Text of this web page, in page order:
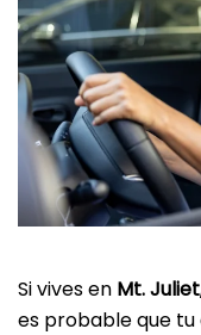
Si vives en Mt.
es probable que